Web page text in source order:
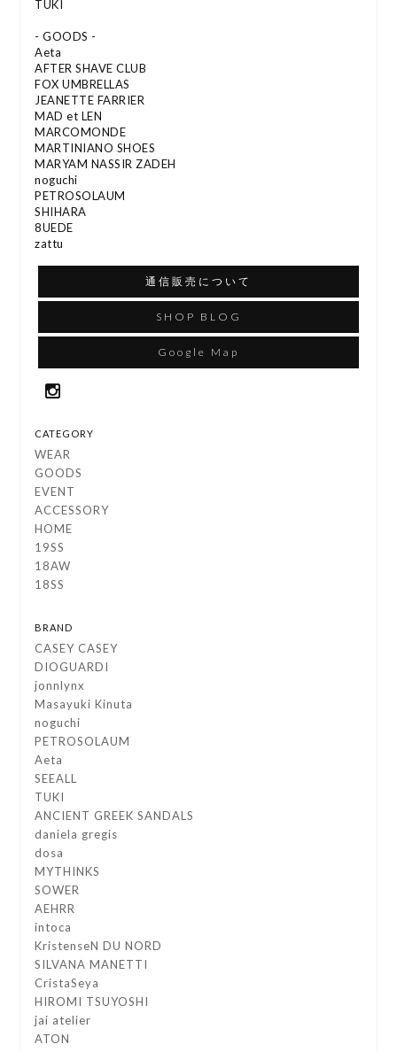
TUKI
- GOODS -
Aeta
AFTER SHAVE CLUB
FOX UMBRELLAS
JEANETTE FARRIER
MAD et LEN
MARCOMONDE
MARTINIANO SHOES
MARYAM NASSIR ZADEH
noguchi
PETROSOLAUM
SHIHARA
8UEDE
zattu
通信販売について
SHOP BLOG
Google Map
CATEGORY
WEAR
GOODS
EVENT
ACCESSORY
HOME
19SS
18AW
18SS
BRAND
CASEY CASEY
DIOGUARDI
jonnlynx
Masayuki Kinuta
noguchi
PETROSOLAUM
Aeta
SEEALL
TUKI
ANCIENT GREEK SANDALS
daniela gregis
dosa
MYTHINKS
SOWER
AEHRR
intoca
KristenseN DU NORD
SILVANA MANETTI
CristaSeya
HIROMI TSUYOSHI
jai atelier
ATON